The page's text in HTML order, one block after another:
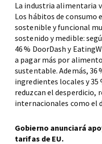
La industria alimentaria
Los hábitos de consumo
sostenible y funcional
sostenido y medible:
46 % DoorDash y
a pagar más por
sustentable. Además, 36
ingredientes locales y 35
reduzcan el desperdicio,
internacionales como el
Gobierno anunciará
tarifas de EU.